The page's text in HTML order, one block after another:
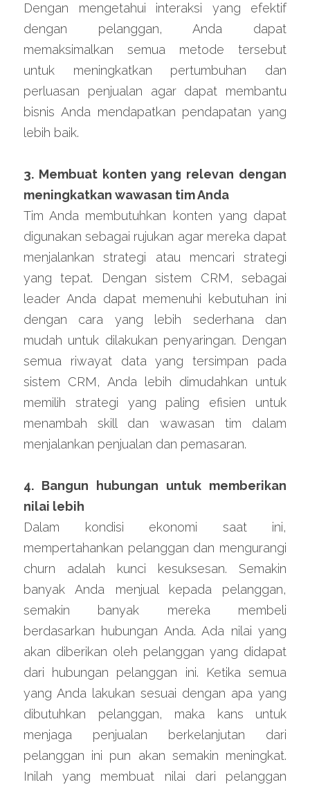
Dengan mengetahui interaksi yang efektif
dengan pelanggan, Anda dapat
memaksimalkan semua metode tersebut
untuk meningkatkan pertumbuhan dan
perluasan penjualan agar dapat membantu
bisnis Anda mendapatkan pendapatan yang
lebih baik.
3. Membuat konten yang relevan dengan
meningkatkan wawasan tim Anda
Tim Anda membutuhkan konten yang dapat
digunakan sebagai rujukan agar mereka dapat
menjalankan strategi atau mencari strategi
yang tepat. Dengan sistem CRM, sebagai
leader Anda dapat memenuhi kebutuhan ini
dengan cara yang lebih sederhana dan
mudah untuk dilakukan penyaringan. Dengan
semua riwayat data yang tersimpan pada
sistem CRM, Anda lebih dimudahkan untuk
memilih strategi yang paling efisien untuk
menambah skill dan wawasan tim dalam
menjalankan penjualan dan pemasaran.
4. Bangun hubungan untuk memberikan
nilai lebih
Dalam kondisi ekonomi saat ini,
mempertahankan pelanggan dan mengurangi
churn adalah kunci kesuksesan. Semakin
banyak Anda menjual kepada pelanggan,
semakin banyak mereka membeli
berdasarkan hubungan Anda. Ada nilai yang
akan diberikan oleh pelanggan yang didapat
dari hubungan pelanggan ini. Ketika semua
yang Anda lakukan sesuai dengan apa yang
dibutuhkan pelanggan, maka kans untuk
menjaga penjualan berkelanjutan dari
pelanggan ini pun akan semakin meningkat.
Inilah yang membuat nilai dari pelanggan